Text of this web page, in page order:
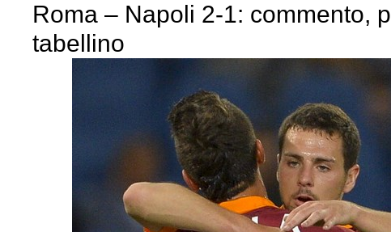
Roma – Napoli 2-1: commento,
tabellino